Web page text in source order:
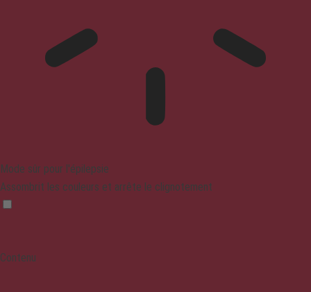
Mode sûr pour l'épilepsie
Assombrit les couleurs et arrête le clignotement
Contenu